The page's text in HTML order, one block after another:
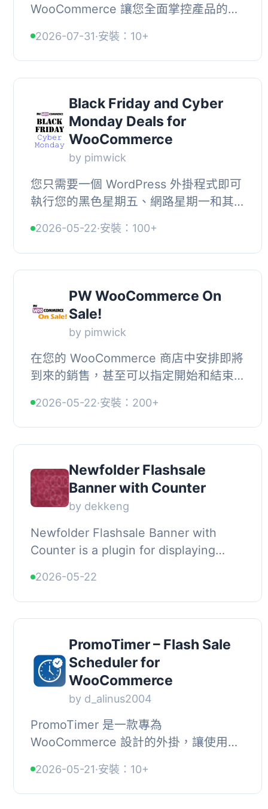
WooCommerce 讓您全面掌控產品的定
期間，並自動處理啟用與停用，省去手
動管理的麻煩。, , 【主...
2026-07-31·安裝：10+
Black Friday and Cyber
Monday Deals for
WooCommerce
by pimwick
您只需要一個 WordPress 外掛程式即可
執行您的黑色星期五、網路星期一和其
將優惠組合在一起以供活動使用, 建立多
個活...
2026-05-22·安裝：100+
PW WooCommerce On
Sale!
by pimwick
在您的 WooCommerce 商店中安排即將
到來的銷售，甚至可以指定開始和結束
您甚至可以指定小時！, 指定正價的打折
百分比...
2026-05-22·安裝：200+
Newfolder Flashsale
Banner with Counter
by dekkeng
Newfolder Flashsale Banner with
Counter is a plugin for displaying
features a countdown timer
positioned at the ...
2026-05-22
PromoTimer – Flash Sale
Scheduler for
WooCommerce
by d_alinus2004
PromoTimer 是一款專為
WooCommerce 設計的外掛，讓使用者
上顯示即時倒數計時。此外掛支援簡單
產品及產品變體，適合用於...
2026-05-21·安裝：10+